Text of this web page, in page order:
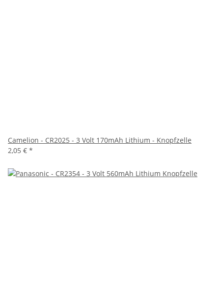
Camelion - CR2025 - 3 Volt 170mAh Lithium - Knopfzelle
2,05 € *